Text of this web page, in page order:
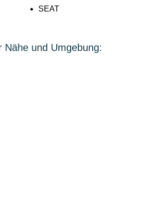
SEAT
Nähe und Umgebung: